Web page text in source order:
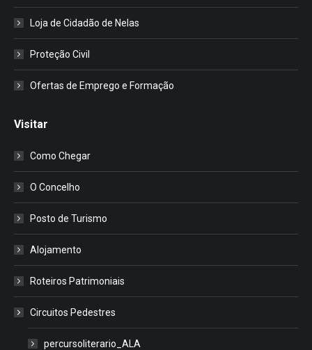
Loja de Cidadão de Nelas
Proteção Civil
Ofertas de Emprego e Formação
Visitar
Como Chegar
O Concelho
Posto de Turismo
Alojamento
Roteiros Patrimoniais
Circuitos Pedestres
percursoliterario_ALA